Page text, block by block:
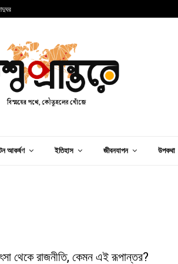
আকর্ষণ ইতিহাস জীবনযাপন উপকথা
থেকে রাজনীতি, কেমন এই রূপান্তর?